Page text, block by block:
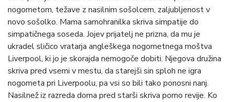
nogometom, težave z nasilnim sošolcem, zaljubljenost v
novo sošolko. Mama samohranilka skriva simpatije do
simpatičnega soseda. Jojev prijatelj ne prizna, da mu je
ukradel sličico vratarja angleškega nogometnega moštva
Liverpool, ki jo je skorajda nemogoče dobiti. Njegova družina
skriva pred vsemi v mestu, da starejši sin sploh ne igra
nogometa pri Liverpoolu, pa vsi so bili tako ponosni nanj.
Nasilnež iz razreda doma pred starši skriva porno revije. Ko